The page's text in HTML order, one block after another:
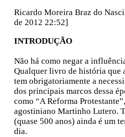
Ricardo Moreira Braz do
de 2012 22:52]
INTRODUÇÃO
Não há como negar a
Qualquer livro de história que
tem obrigatoriamente a
dos principais marcos dessa
como “A Reforma
agostiniano Martinho Lutero.
(quase 500 anos) ainda é um
dia.